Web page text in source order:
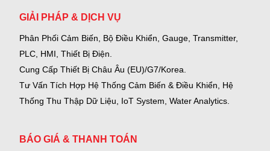
GIẢI PHÁP & DỊCH VỤ
Phân Phối Cảm Biến, Bộ Điều Khiển, Gauge, Transmitter,
PLC, HMI, Thiết Bị Điện.
Cung Cấp Thiết Bị Châu Âu (EU)/G7/Korea.
Tư Vấn Tích Hợp Hệ Thống Cảm Biến & Điều Khiển, Hệ
Thống Thu Thập Dữ Liệu, IoT System, Water Analytics.
BÁO GIÁ & THANH TOÁN